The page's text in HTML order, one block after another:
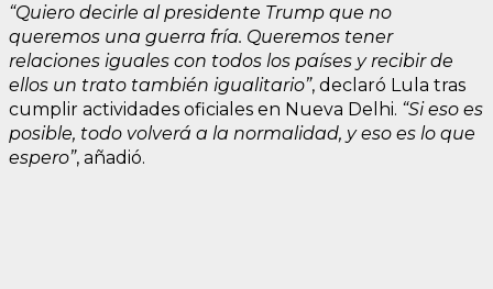
“Quiero decirle al presidente Trump que no
queremos una guerra fría. Queremos tener
relaciones iguales con todos los países y recibir de
ellos un trato también igualitario”, declaró Lula tras
cumplir actividades oficiales en Nueva Delhi. “Si eso es
posible, todo volverá a la normalidad, y eso es lo que
espero”, añadió.